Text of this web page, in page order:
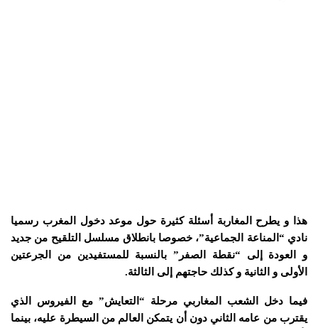
هذا و يطرح المغاربة أسئلة كثيرة حول موعد دخول المغرب رسميا
نادي “المناعة الجماعية”، خصوصا بانطلاق مسلسل التلقيح من جديد
و العودة إلى “نقطة الصفر” بالنسبة للمستفيدين من الجرعتين
الأولى و الثانية و كذلك حاجتهم إلى الثالثة.
فيما دخل الشعب المغاربي مرحلة “التعايش” مع الفيروس الذي
يقترب من عامه الثاني دون أن يتمكن العالم من السيطرة عليه، بينما